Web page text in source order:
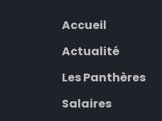
Accueil
Actualité
Les Panthères
Salaires